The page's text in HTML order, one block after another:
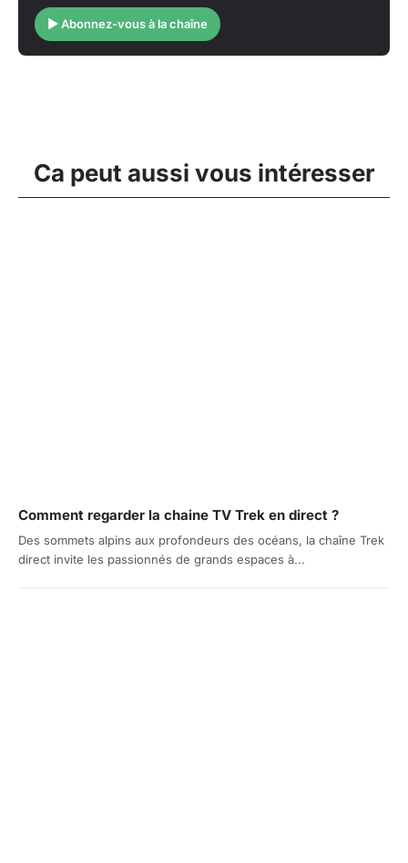
▶ Abonnez-vous à la chaîne
Ca peut aussi vous intéresser
Comment regarder la chaine TV Trek en direct ?
Des sommets alpins aux profondeurs des océans, la chaîne Trek
direct invite les passionnés de grands espaces à...